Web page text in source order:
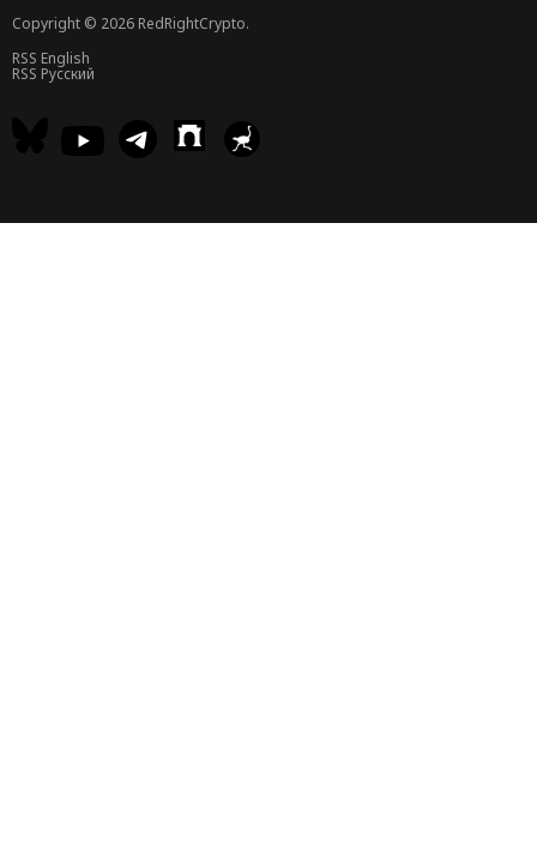
Copyright © 2026 RedRightCrypto.
RSS English
RSS Русский